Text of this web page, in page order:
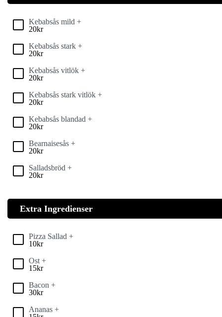
Kebabsås mild +
20kr
Kebabsås stark +
20kr
Kebabsås vitlök +
20kr
Kebabsås stark vitlök +
20kr
Kebabsås blandad +
20kr
Bearnaisesås +
20kr
Salladsbröd +
20kr
Extra Ingredienser
Pizza Sallad +
10kr
Ost +
15kr
Bacon +
30kr
Ananas +